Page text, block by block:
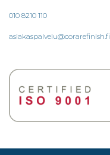
010 8210 110
asiakaspalvelu@corarefinish.fi